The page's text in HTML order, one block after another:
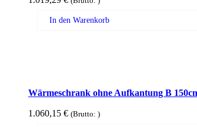
In den Warenkorb
Wärmeschrank ohne Aufkantung B
1.060,15 € (Brutto: )